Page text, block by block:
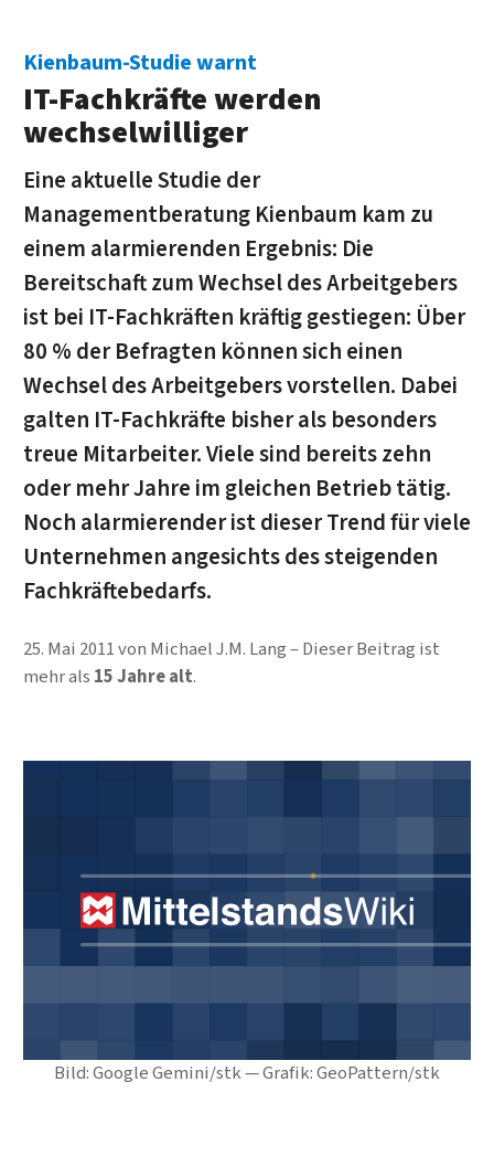
Bild: Google Gemini/stk — Grafik: GeoPattern/stk
Kienbaum-Studie warnt
IT-Fachkräfte werden
wechselwilliger
Eine aktuelle Studie der
Managementberatung Kienbaum kam zu
einem alarmierenden Ergebnis: Die
Bereitschaft zum Wechsel des Arbeitgebers
ist bei IT-Fachkräften kräftig gestiegen: Über
80 % der Befragten können sich einen
Wechsel des Arbeitgebers vorstellen. Dabei
galten IT-Fachkräfte bisher als besonders
treue Mitarbeiter. Viele sind bereits zehn
oder mehr Jahre im gleichen Betrieb tätig.
Noch alarmierender ist dieser Trend für viele
Unternehmen angesichts des steigenden
Fachkräftebedarfs.
25. Mai 2011von Michael J.M. Lang
Dieser Beitrag ist
mehr als 15 Jahre alt.